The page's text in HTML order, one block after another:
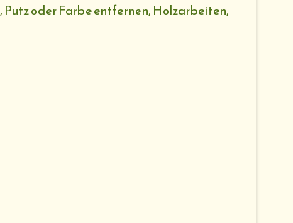
oder Farbe entfernen, Holzarbeiten,